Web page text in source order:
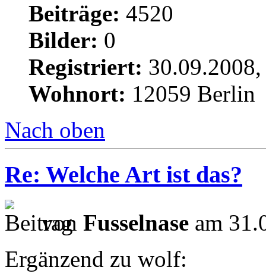
Beiträge: 4520
Bilder: 0
Registriert:
Wohnort: 12059 Berlin
Nach oben
Re: Welche Art ist das?
von Fusselnase am
Ergänzend zu wolf: